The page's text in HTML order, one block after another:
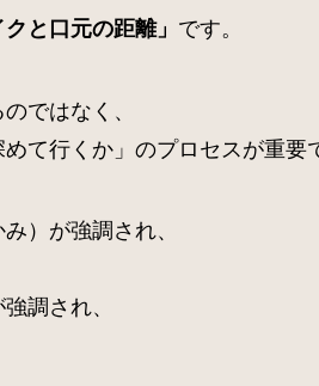
クと口元の距離」 です。
ではなく、
て行くか」のプロセスが重要
）が強調され、
調され、